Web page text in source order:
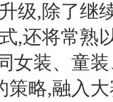
级,除了继
,还将常熟
女装、童
策略,融入